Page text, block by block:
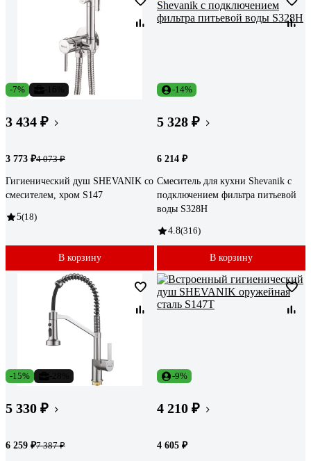
-7%
3 434 ₽
3 773 ₽4 073 ₽
Гигиенический душ SHEVANIK со
смесителем, хром S147
5(18)
В корзину
-14%
5 328 ₽
6 214 ₽
Смеситель для кухни Shevanik с
подключением фильтра питьевой
воды S328H
4.8(316)
В корзину
-15%
5 330 ₽
6 259 ₽7 387 ₽
-9%
4 210 ₽
4 605 ₽